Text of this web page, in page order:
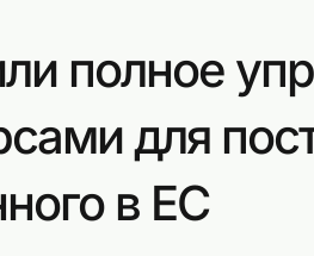
полное
для
в ЕС